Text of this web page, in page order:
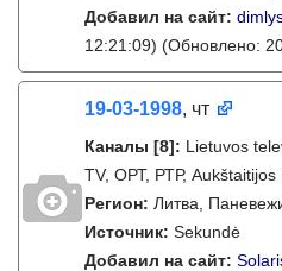
Добавил на сайт:
12:21:09) (Обновлено:
19-03-1998, чт
Каналы [8]: Lietuvos
TV, ОРТ, РТР, Aukštaitijos
Регион: Литва,
Источник: Sekundė
Добавил на сайт: